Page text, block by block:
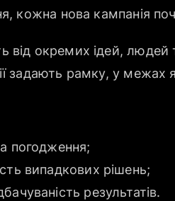
кожна нова кампанія
від окремих ідей, людей
задають рамку, у
погодження;
випадкових рішень;
результатів.